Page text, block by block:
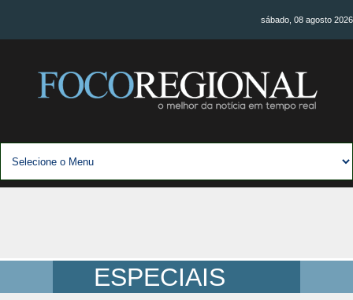
sábado, 08 agosto 2026
ESPECIAIS